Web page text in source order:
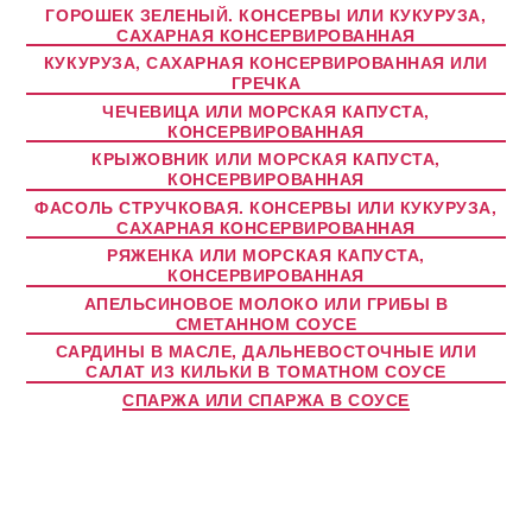
ГОРОШЕК ЗЕЛЕНЫЙ. КОНСЕРВЫ ИЛИ КУКУРУЗА,
САХАРНАЯ КОНСЕРВИРОВАННАЯ
КУКУРУЗА, САХАРНАЯ КОНСЕРВИРОВАННАЯ ИЛИ
ГРЕЧКА
ЧЕЧЕВИЦА ИЛИ МОРСКАЯ КАПУСТА,
КОНСЕРВИРОВАННАЯ
КРЫЖОВНИК ИЛИ МОРСКАЯ КАПУСТА,
КОНСЕРВИРОВАННАЯ
ФАСОЛЬ СТРУЧКОВАЯ. КОНСЕРВЫ ИЛИ КУКУРУЗА,
САХАРНАЯ КОНСЕРВИРОВАННАЯ
РЯЖЕНКА ИЛИ МОРСКАЯ КАПУСТА,
КОНСЕРВИРОВАННАЯ
АПЕЛЬСИНОВОЕ МОЛОКО ИЛИ ГРИБЫ В
СМЕТАННОМ СОУСЕ
САРДИНЫ В МАСЛЕ, ДАЛЬНЕВОСТОЧНЫЕ ИЛИ
САЛАТ ИЗ КИЛЬКИ В ТОМАТНОМ СОУСЕ
СПАРЖА ИЛИ СПАРЖА В СОУСЕ